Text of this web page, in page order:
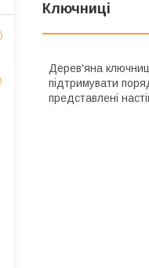
Ключниці
Дерев'яна
підтримувати
представлені